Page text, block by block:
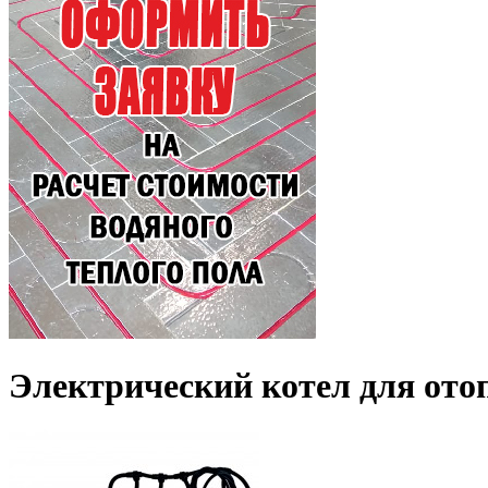
Электрический котел для